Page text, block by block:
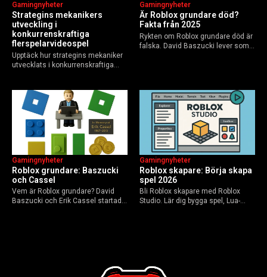
Strategins mekanikers
utveckling i
konkurrenskraftiga
flerspelarvideospel
Gamingnyheter
Upptäck hur strategins mekaniker
utvecklats i konkurrenskraftiga
AI-drivna innovationer.
Är Roblox grundare död?
Fakta från 2025
Gamingnyheter
Rykten om Roblox grundare död är
falska. David Baszucki lever som
Roblox grundare: Baszucki
och Cassel
Gamingnyheter
Vem är Roblox grundare? David
Baszucki och Erik Cassel startade
Roblox skapare: Börja skapa
spel 2026
Gamingnyheter
Bli Roblox skapare med Roblox
Studio. Lär dig bygga spel, Lua-